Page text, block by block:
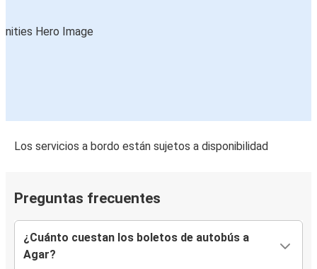
Los servicios a bordo están sujetos a disponibilidad
Preguntas frecuentes
¿Cuánto cuestan los boletos de autobús a
Agar?